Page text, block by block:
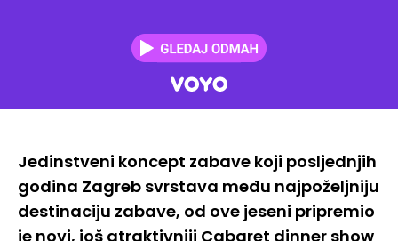
Jedinstveni koncept zabave koji posljednjih
godina Zagreb svrstava među najpoželjniju
destinaciju zabave, od ove jeseni pripremio
je novi, još atraktivniji Cabaret dinner show